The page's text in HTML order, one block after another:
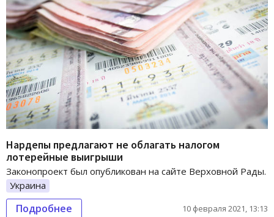
Нардепы предлагают не облагать налогом
лотерейные выигрыши
Законопроект был опубликован на сайте Верховной Рады.
Украина
Подробнее 10 февраля 2021, 13:13